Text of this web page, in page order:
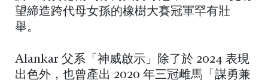
望締造跨代母女孫的橡樹大賽冠軍罕有壯
舉。
Alankar 父系「神威啟示」除了於 2024 表現
出色外，也曾產出 2020 年三冠雌馬「謀勇兼